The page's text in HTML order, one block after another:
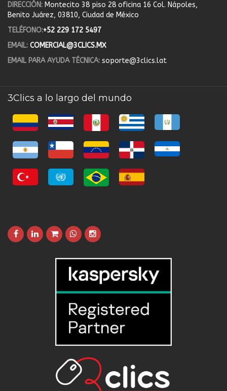
DIRECCIÓN: Montecito 38 piso 28 oficina 16 Col. Nápoles,
Benito Juárez, 03810, Ciudad de México
TELÉFONO:+52 229 172 5497
EMAIL: COMERCIAL@3CLICS.MX
EMAIL PARA AYUDA TÉCNICA: soporte@3clics.lat
3Clics a lo largo del mundo